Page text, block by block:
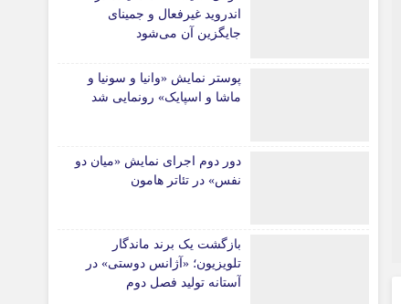
اندروید غیرفعال و جمینای
جایگزین آن می‌شود
پوستر نمایش «وانیا و سونیا و
ماشا و اسپایک» رونمایی شد
دور دوم اجرای نمایش «میان دو
نفس» در تئاتر هامون
بازگشت یک برند ماندگار
تلویزیون؛ «آژانس دوستی» در
آستانه تولید فصل دوم